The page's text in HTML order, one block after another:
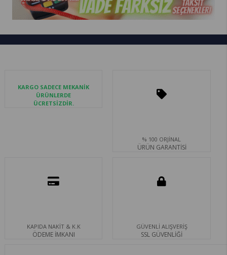
KARGO SADECE MEKANİK
ÜRÜNLERDE
ÜCRETSİZDİR.
% 100 ORJİNAL
ÜRÜN GARANTİSİ
KAPIDA NAKİT & K.K
ÖDEME İMKANI
GÜVENLİ ALIŞVERİŞ
SSL GÜVENLİĞİ